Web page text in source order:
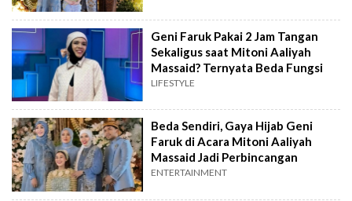
Geni Faruk Pakai 2 Jam Tangan
Sekaligus saat Mitoni Aaliyah
Massaid? Ternyata Beda Fungsi
LIFESTYLE
Beda Sendiri, Gaya Hijab Geni
Faruk di Acara Mitoni Aaliyah
Massaid Jadi Perbincangan
ENTERTAINMENT